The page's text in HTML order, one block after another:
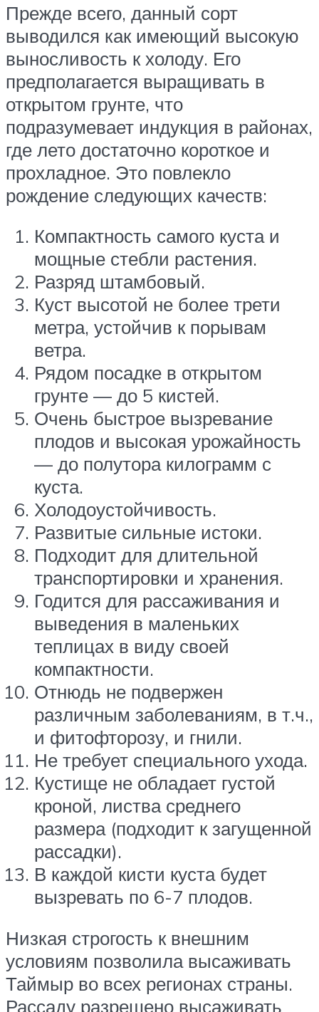
Прежде всего, данный сорт
выводился как имеющий высокую
выносливость к холоду. Его
предполагается выращивать в
открытом грунте, что
подразумевает индукция в районах,
где лето достаточно короткое и
прохладное. Это повлекло
рождение следующих качеств:
Компактность самого куста и
мощные стебли растения.
Разряд штамбовый.
Куст высотой не более трети
метра, устойчив к порывам
ветра.
Рядом посадке в открытом
грунте — до 5 кистей.
Очень быстрое вызревание
плодов и высокая урожайность
— до полутора килограмм с
куста.
Холодоустойчивость.
Развитые сильные истоки.
Подходит для длительной
транспортировки и хранения.
Годится для рассаживания и
выведения в маленьких
теплицах в виду своей
компактности.
Отнюдь не подвержен
различным заболеваниям, в т.ч.,
и фитофторозу, и гнили.
Не требует специального ухода.
Кустище не обладает густой
кроной, листва среднего
размера (подходит к загущенной
рассадки).
В каждой кисти куста будет
вызревать по 6-7 плодов.
Низкая строгость к внешним
условиям позволила высаживать
Таймыр во всех регионах страны.
Рассаду разрешено высаживать